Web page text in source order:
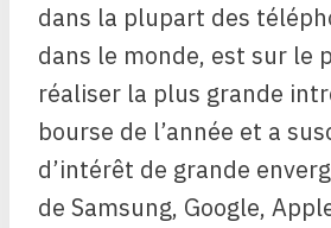
dans la plupart des
dans le monde, est sur le
réaliser la plus grande
bourse de l’année et a
d’intérêt de grande
de Samsung, Google,